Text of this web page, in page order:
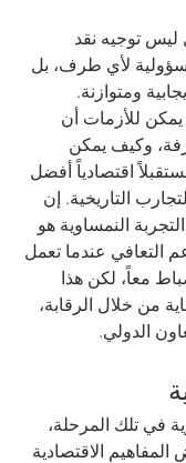
ليس توجيه نقد
لأي طرف، بل
ومتوازنة.
للأزمات أن
وكيف يمكن
اقتصادياً أفضل
التاريخية. إن
النمساوية هو
التعافي عندما تعمل
معاً، لكن هذا
من خلال الرقابة،
الدولي.
في تلك المرحلة،
الاقتصادية